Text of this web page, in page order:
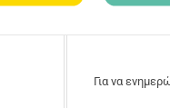
Για να